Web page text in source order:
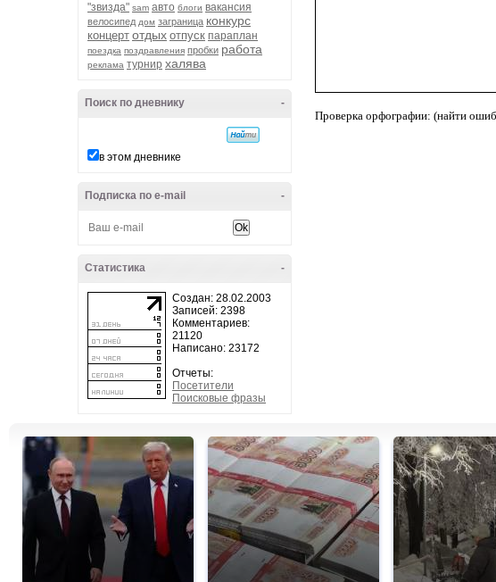
"звизда" sam авто блоги вакансия
велосипед дом заграница конкурс
концерт отдых отпуск параплан
поездка поздравления пробки работа
реклама турнир халява
-
Поиск по дневнику
в этом дневнике
-
Подписка по e-mail
-
Статистика
Создан: 28.02.2003
Записей: 2398
Комментариев:
21120
Написано: 23172
Отчеты:
Посетители
Поисковые фразы
Проверка орфографии: (найти